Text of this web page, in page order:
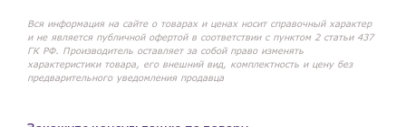
Вся информация на сайте о товарах и ценах носит справочный характер
и не является публичной офертой в соответствии с пунктом 2 статьи 437
ГК РФ. Производитель оставляет за собой право изменять
характеристики товара, его внешний вид, комплектность и цену без
предварительного уведомления продавца